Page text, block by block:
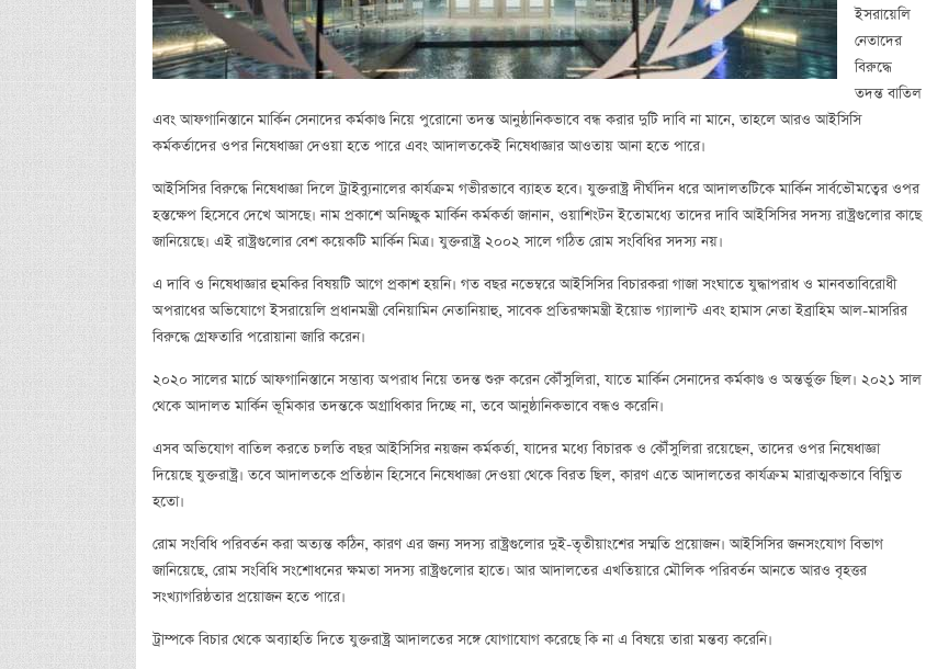
ইসরায়েলি
নেতাদের
বিরুদ্ধে
তদন্ত বাতিল
এবং আফগানিস্তানে মার্কিন সেনাদের কর্মকাণ্ড নিয়ে পুরোনো তদন্ত আনুষ্ঠানিকভাবে বন্ধ করার দুটি দাবি না মানে, তাহলে আরও আইসিসি
কর্মকর্তাদের ওপর নিষেধাজ্ঞা দেওয়া হতে পারে এবং আদালতকেই নিষেধাজ্ঞার আওতায় আনা হতে পারে।
আইসিসির বিরুদ্ধে নিষেধাজ্ঞা দিলে ট্রাইব্যুনালের কার্যক্রম গভীরভাবে ব্যাহত হবে। যুক্তরাষ্ট্র দীর্ঘদিন ধরে আদালতটিকে মার্কিন সার্বভৌমত্বের ওপর
হস্তক্ষেপ হিসেবে দেখে আসছে। নাম প্রকাশে অনিচ্ছুক মার্কিন কর্মকর্তা জানান, ওয়াশিংটন ইতোমধ্যে তাদের দাবি আইসিসির সদস্য রাষ্ট্রগুলোর কাছে
জানিয়েছে। এই রাষ্ট্রগুলোর বেশ কয়েকটি মার্কিন মিত্র। যুক্তরাষ্ট্র ২০০২ সালে গঠিত রোম সংবিধির সদস্য নয়।
এ দাবি ও নিষেধাজ্ঞার হুমকির বিষয়টি আগে প্রকাশ হয়নি। গত বছর নভেম্বরে আইসিসির বিচারকরা গাজা সংঘাতে যুদ্ধাপরাধ ও মানবতাবিরোধী
অপরাধের অভিযোগে ইসরায়েলি প্রধানমন্ত্রী বেনিয়ামিন নেতানিয়াহু, সাবেক প্রতিরক্ষামন্ত্রী ইয়োভ গ্যালান্ট এবং হামাস নেতা ইব্রাহিম আল-মাসরির
বিরুদ্ধে গ্রেফতারি পরোয়ানা জারি করেন।
২০২০ সালের মার্চে আফগানিস্তানে সম্ভাব্য অপরাধ নিয়ে তদন্ত শুরু করেন কৌঁসুলিরা, যাতে মার্কিন সেনাদের কর্মকাণ্ড ও অন্তর্ভুক্ত ছিল। ২০২১ সাল
থেকে আদালত মার্কিন ভূমিকার তদন্তকে অগ্রাধিকার দিচ্ছে না, তবে আনুষ্ঠানিকভাবে বন্ধও করেনি।
এসব অভিযোগ বাতিল করতে চলতি বছর আইসিসির নয়জন কর্মকর্তা, যাদের মধ্যে বিচারক ও কৌঁসুলিরা রয়েছেন, তাদের ওপর নিষেধাজ্ঞা
দিয়েছে যুক্তরাষ্ট্র। তবে আদালতকে প্রতিষ্ঠান হিসেবে নিষেধাজ্ঞা দেওয়া থেকে বিরত ছিল, কারণ এতে আদালতের কার্যক্রম মারাত্মকভাবে বিঘ্নিত
হতো।
রোম সংবিধি পরিবর্তন করা অত্যন্ত কঠিন, কারণ এর জন্য সদস্য রাষ্ট্রগুলোর দুই-তৃতীয়াংশের সম্মতি প্রয়োজন। আইসিসির জনসংযোগ বিভাগ
জানিয়েছে, রোম সংবিধি সংশোধনের ক্ষমতা সদস্য রাষ্ট্রগুলোর হাতে। আর আদালতের এখতিয়ারে মৌলিক পরিবর্তন আনতে আরও বৃহত্তর
সংখ্যাগরিষ্ঠতার প্রয়োজন হতে পারে।
ট্রাম্পকে বিচার থেকে অব্যাহতি দিতে যুক্তরাষ্ট্র আদালতের সঙ্গে যোগাযোগ করেছে কি না এ বিষয়ে তারা মন্তব্য করেনি।